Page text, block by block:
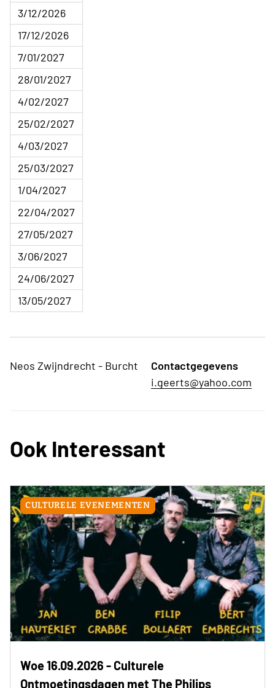
3/12/2026
17/12/2026
7/01/2027
28/01/2027
4/02/2027
25/02/2027
4/03/2027
25/03/2027
1/04/2027
22/04/2027
27/05/2027
3/06/2027
24/06/2027
13/05/2027
Neos Zwijndrecht - Burcht
Contactgegevens
i.geerts@yahoo.com
Ook Interessant
CULTURELE EVENEMENTEN
Woe 16.09.2026 - Culturele
Ontmoetingsdagen met The Philips